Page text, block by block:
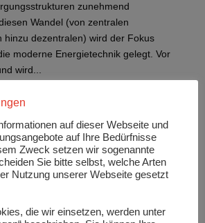
zunehmend
Wandel (von zentralen
hinzu dezentralen) wird der Fokus
moderne Energietechnik gelegt. Vor
wird...
von Karsten Rogall,
Geschäftsführer der Stadtwerke
und Verkehrsgesellschaft
auf dieser Webseite und
auf Ihre Bedürfnisse
Zweck setzen wir sogenannte
Sie bitte selbst, welche Arten
Nutzung unserer Webseite gesetzt
die wir einsetzen, werden unter